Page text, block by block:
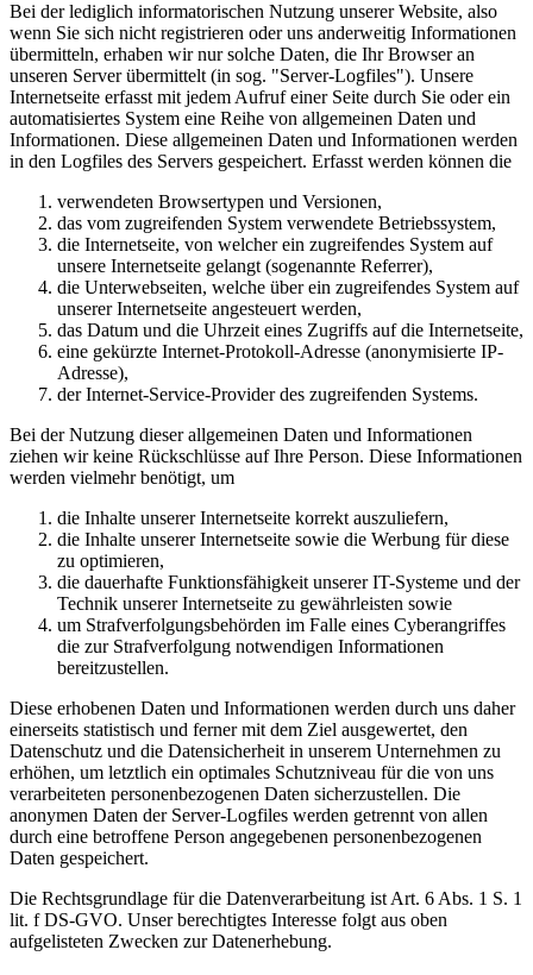
Bei der lediglich informatorischen Nutzung unserer Website, also
wenn Sie sich nicht registrieren oder uns anderweitig Informationen
übermitteln, erhaben wir nur solche Daten, die Ihr Browser an
unseren Server übermittelt (in sog. "Server-Logfiles"). Unsere
Internetseite erfasst mit jedem Aufruf einer Seite durch Sie oder ein
automatisiertes System eine Reihe von allgemeinen Daten und
Informationen. Diese allgemeinen Daten und Informationen werden
in den Logfiles des Servers gespeichert. Erfasst werden können die
verwendeten Browsertypen und Versionen,
das vom zugreifenden System verwendete Betriebssystem,
die Internetseite, von welcher ein zugreifendes System auf
unsere Internetseite gelangt (sogenannte Referrer),
die Unterwebseiten, welche über ein zugreifendes System auf
unserer Internetseite angesteuert werden,
das Datum und die Uhrzeit eines Zugriffs auf die Internetseite,
eine gekürzte Internet-Protokoll-Adresse (anonymisierte IP-
Adresse),
der Internet-Service-Provider des zugreifenden Systems.
Bei der Nutzung dieser allgemeinen Daten und Informationen
ziehen wir keine Rückschlüsse auf Ihre Person. Diese Informationen
werden vielmehr benötigt, um
die Inhalte unserer Internetseite korrekt auszuliefern,
die Inhalte unserer Internetseite sowie die Werbung für diese
zu optimieren,
die dauerhafte Funktionsfähigkeit unserer IT-Systeme und der
Technik unserer Internetseite zu gewährleisten sowie
um Strafverfolgungsbehörden im Falle eines Cyberangriffes
die zur Strafverfolgung notwendigen Informationen
bereitzustellen.
Diese erhobenen Daten und Informationen werden durch uns daher
einerseits statistisch und ferner mit dem Ziel ausgewertet, den
Datenschutz und die Datensicherheit in unserem Unternehmen zu
erhöhen, um letztlich ein optimales Schutzniveau für die von uns
verarbeiteten personenbezogenen Daten sicherzustellen. Die
anonymen Daten der Server-Logfiles werden getrennt von allen
durch eine betroffene Person angegebenen personenbezogenen
Daten gespeichert.
Die Rechtsgrundlage für die Datenverarbeitung ist Art. 6 Abs. 1 S. 1
lit. f DS-GVO. Unser berechtigtes Interesse folgt aus oben
aufgelisteten Zwecken zur Datenerhebung.